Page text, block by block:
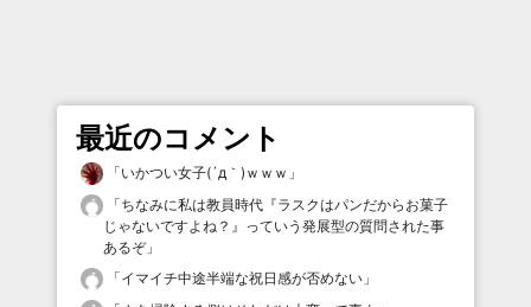
最近のコメント
「いかつい女子(´д｀)ｗｗｗ 」
「ちなみに私は教員時代『ラスクはパンだからお菓子
じゃないですよね？』っていう発展型の質問された事
あるぞ」
「イマイチ中途半端な祝日感が否めない 」